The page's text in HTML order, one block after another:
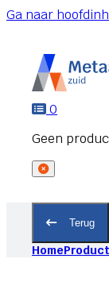
Ga naar
0
Terug
Home